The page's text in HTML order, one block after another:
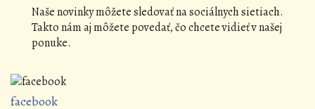
Naše novinky môžete sledovať na sociálnych sietiach.
Takto nám aj môžete povedať, čo chcete vidieť v našej
ponuke.
facebook